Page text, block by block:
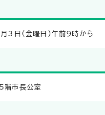
3日（金曜日）午前9時から
階市長公室